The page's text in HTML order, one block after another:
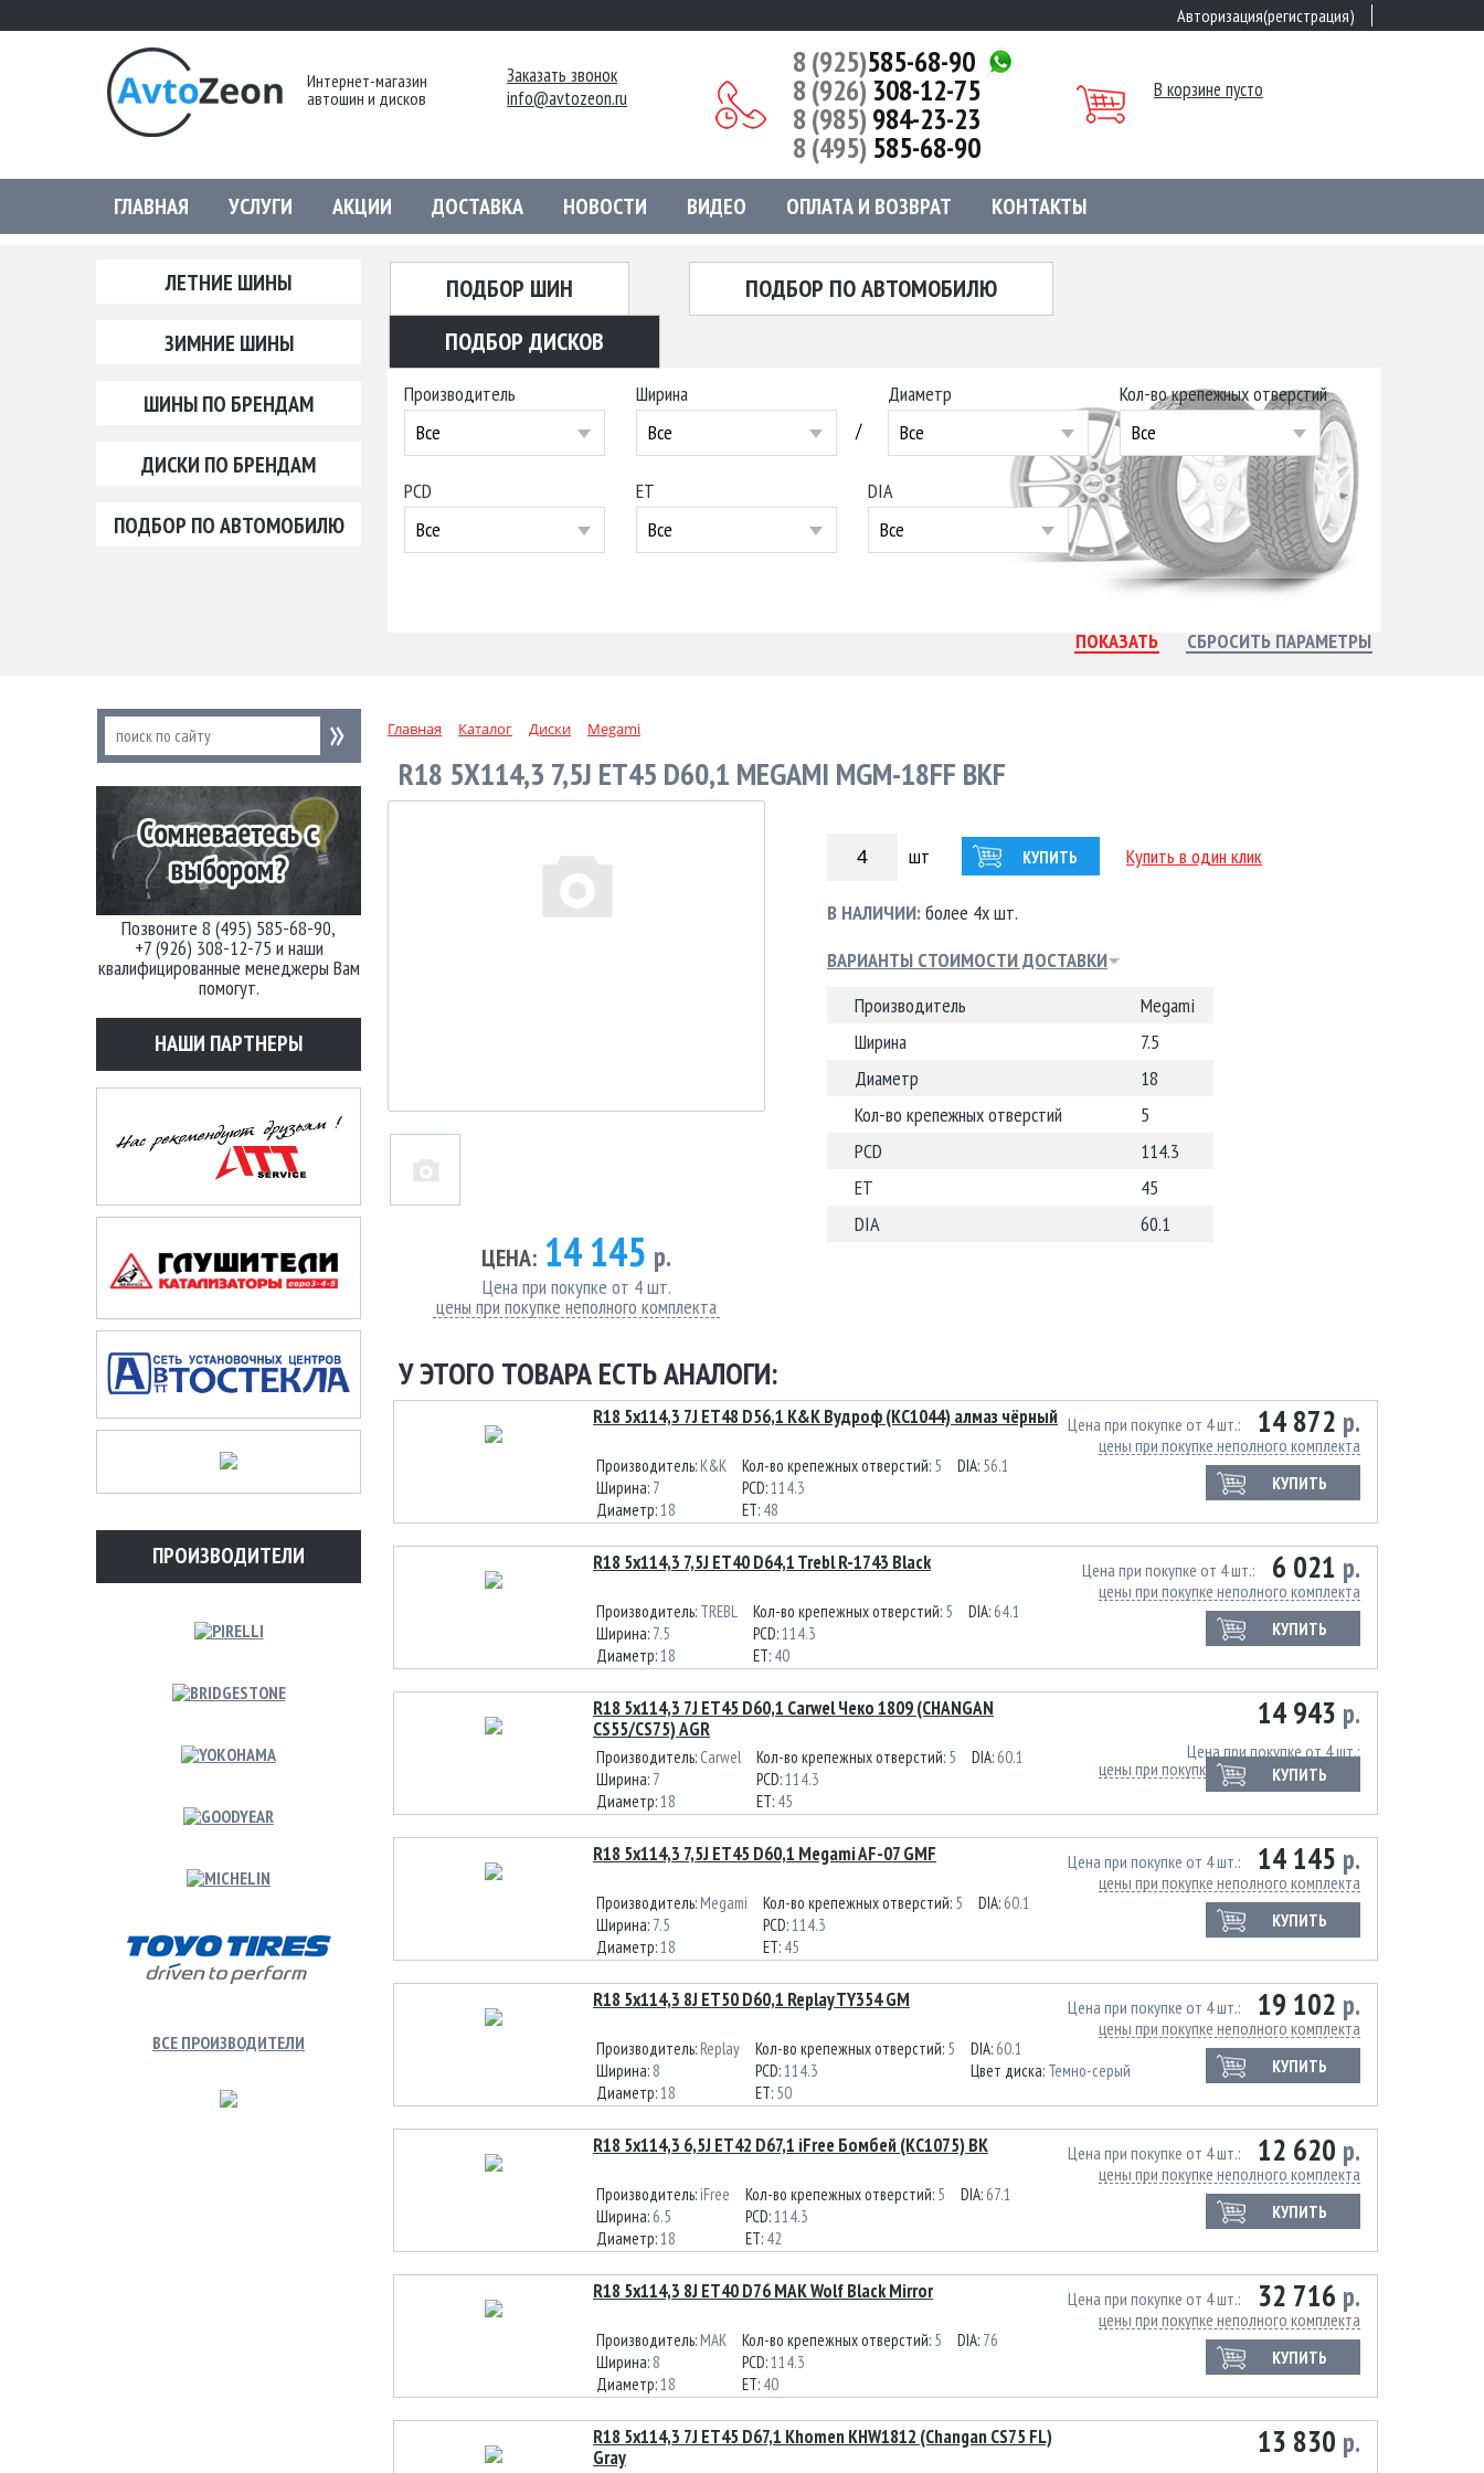
Авторизация(регистрация)
Интернет-магазин
автошин и дисков
Заказать звонок
info@avtozeon.ru
8 (925)585-68-90
8 (926) 308-12-75
8 (985)984-23-23
8 (495) 585-68-90
В корзине пусто
ГЛАВНАЯ УСЛУГИ АКЦИИ ДОСТАВКА НОВОСТИ ВИДЕО ОПЛАТА И ВОЗВРАТ КОНТАКТЫ
ЛЕТНИЕ ШИНЫ
ЗИМНИЕ ШИНЫ
ШИНЫ ПО БРЕНДАМ
ДИСКИ ПО БРЕНДАМ
ПОДБОР ПО АВТОМОБИЛЮ
ПОДБОР ШИН
ПОДБОР ПО АВТОМОБИЛЮ
ПОДБОР ДИСКОВ
Производитель
Все
Ширина
Все
/
Диаметр
Все
Кол-во крепежных отверстий
Все
PCD
Все
ET
Все
DIA
Все
Позвоните 8 (495) 585-68-90,
+7 (926) 308-12-75 и наши
квалифицированные менеджеры Вам
помогут.
НАШИ ПАРТНЕРЫ
ПРОИЗВОДИТЕЛИ
ВСЕ ПРОИЗВОДИТЕЛИ
Главная Каталог Диски Megami
R18 5X114,3 7,5J ET45 D60,1 MEGAMI MGM-18FF BKF
ЦЕНА: 14 145 р.
Цена при покупке от 4 шт.
цены при покупке неполного комплекта
шт КУПИТЬ Купить в один клик
В НАЛИЧИИ:более 4х шт.
ВАРИАНТЫ СТОИМОСТИ ДОСТАВКИ
Производитель
Megami
Ширина
7.5
Диаметр
18
Кол-во крепежных отверстий
5
PCD
114.3
ET
45
DIA
60.1
У ЭТОГО ТОВАРА ЕСТЬ АНАЛОГИ:
R18 5x114,3 7J ET48 D56,1 K&K Вудроф (КС1044) алмаз чёрный 14 872 р.
Цена при покупке от 4 шт.
цены при покупке неполного комплекта
КУПИТЬ
Производитель: K&K
Ширина: 7
Диаметр:18
Кол-во крепежных отверстий: 5
PCD:114.3
ET: 48
DIA: 56.1
R18 5x114,3 7,5J ET40 D64,1 Trebl R-1743 Black 6 021 р.
Цена при покупке от 4 шт.
цены при покупке неполного комплекта
КУПИТЬ
Производитель: TREBL
Ширина: 7.5
Диаметр:18
Кол-во крепежных отверстий: 5
PCD:114.3
ET: 40
DIA: 64.1
R18 5x114,3 7J ET45 D60,1 Carwel Чеко 1809 (CHANGAN
CS55/CS75) AGR
14 943 р.
Цена при покупке от 4 шт.
цены при покупке неполного комплекта
КУПИТЬ
Производитель: Carwel
Ширина: 7
Диаметр:18
Кол-во крепежных отверстий: 5
PCD:114.3
ET: 45
DIA: 60.1
R18 5x114,3 7,5J ET45 D60,1 Megami AF-07 GMF 14 145 р.
Цена при покупке от 4 шт.
цены при покупке неполного комплекта
КУПИТЬ
Производитель: Megami
Ширина: 7.5
Диаметр:18
Кол-во крепежных отверстий: 5
PCD:114.3
ET: 45
DIA: 60.1
R18 5x114,3 8J ET50 D60,1 Replay TY354 GM 19 102 р.
Цена при покупке от 4 шт.
цены при покупке неполного комплекта
КУПИТЬ
Производитель: Replay
Ширина: 8
Диаметр:18
Кол-во крепежных отверстий: 5
PCD:114.3
ET: 50
DIA: 60.1
Цвет диска: Темно-серый
R18 5x114,3 6,5J ET42 D67,1 iFree Бомбей (КС1075) BK 12 620 р.
Цена при покупке от 4 шт.
цены при покупке неполного комплекта
КУПИТЬ
Производитель: iFree
Ширина: 6.5
Диаметр:18
Кол-во крепежных отверстий: 5
PCD:114.3
ET: 42
DIA: 67.1
R18 5x114,3 8J ET40 D76 MAK Wolf Black Mirror 32 716 р.
Цена при покупке от 4 шт.
цены при покупке неполного комплекта
КУПИТЬ
Производитель: MAK
Ширина: 8
Диаметр:18
Кол-во крепежных отверстий: 5
PCD:114.3
ET: 40
DIA: 76
R18 5x114,3 7J ET45 D67,1 Khomen KHW1812 (Changan CS75 FL)
Gray
13 830 р.